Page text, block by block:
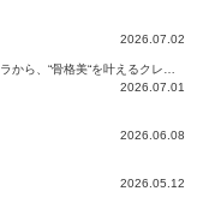
2026.07.02
ブランド発祥の地“表参道”に帰還したシュウ ウエムラから、“骨格美“を叶えるクレヨンタイプのフェイスカラー「スカルプト クレヨン」と、ブランド初のリノベーションで進化した名品アイブロウ「ハード フォーミュラ ハード 10」が登場！
2026.07.01
2026.06.08
2026.05.12